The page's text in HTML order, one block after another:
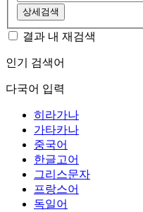
상세검색
결과 내 재검색
인기 검색어
다국어 입력
히라가나
가타카나
중국어
한글고어
그리스문자
프랑스어
독일어